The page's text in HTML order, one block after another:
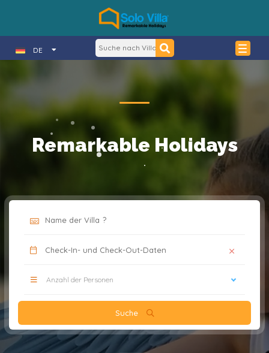
DE
Remarkable Holidays
Anzahl der Personen
Suche